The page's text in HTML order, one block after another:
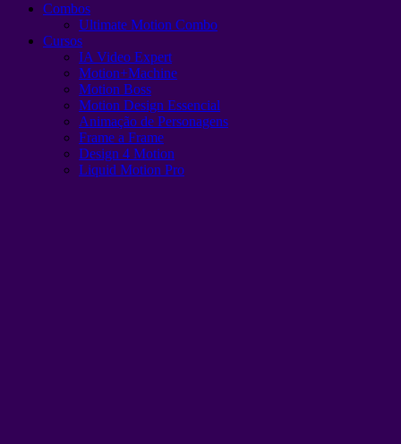
Combos
Ultimate Motion Combo
Cursos
IA Video Expert
Motion+Machine
Motion Boss
Motion Design Essencial
Animação de Personagens
Frame a Frame
Design 4 Motion
Liquid Motion Pro